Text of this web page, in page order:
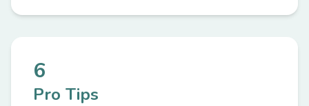
6
Pro Tips